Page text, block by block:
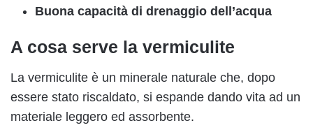
Buona capacità di drenaggio dell’acqua
A cosa serve la vermiculite
La vermiculite è un minerale naturale che, dopo
essere stato riscaldato, si espande dando vita ad un
materiale leggero ed assorbente.